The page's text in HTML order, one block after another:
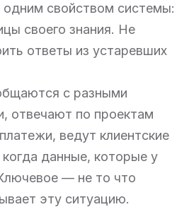
одним свойством системы:
своего знания. Не
ответы из устаревших
с разными
отвечают по проектам
ведут клиентские
данные, которые у
— не то что
эту ситуацию.